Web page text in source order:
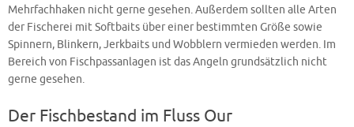
Mehrfachhaken nicht gerne gesehen. Außerdem sollten alle Arten
der Fischerei mit Softbaits über einer bestimmten Größe sowie
Spinnern, Blinkern, Jerkbaits und Wobblern vermieden werden. Im
Bereich von Fischpassanlagen ist das Angeln grundsätzlich nicht
gerne gesehen.
Der Fischbestand im Fluss Our